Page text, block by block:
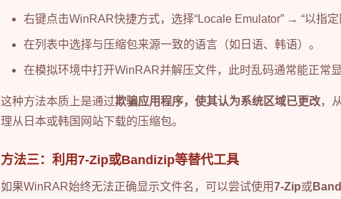
右键点击WinRAR快捷方式，选择“Locale Emulator” → “以指定
在列表中选择与压缩包来源一致的语言（如日语、韩语）。
在模拟环境中打开WinRAR并解压文件，此时乱码通常能正常显
这种方法本质上是通过欺骗应用程序，使其认为系统区域已更改，
理从日本或韩国网站下载的压缩包。
方法三：利用7-Zip或Bandizip等替代工具
如果WinRAR始终无法正确显示文件名，可以尝试使用7-Zip或